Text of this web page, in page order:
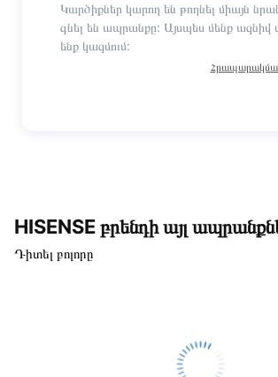
Կարծիքներ կարող են թողնել միայն
գնել են ապրանքը: Այսպես մենք ազնիվ
ենք կազմում:
HISENSE բրենդի այլ
Դիտել բոլորը